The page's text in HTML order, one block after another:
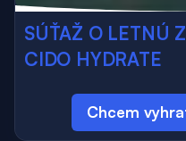
SÚŤAŽ O LETNÚ
CIDO HYDRATE
Chcem